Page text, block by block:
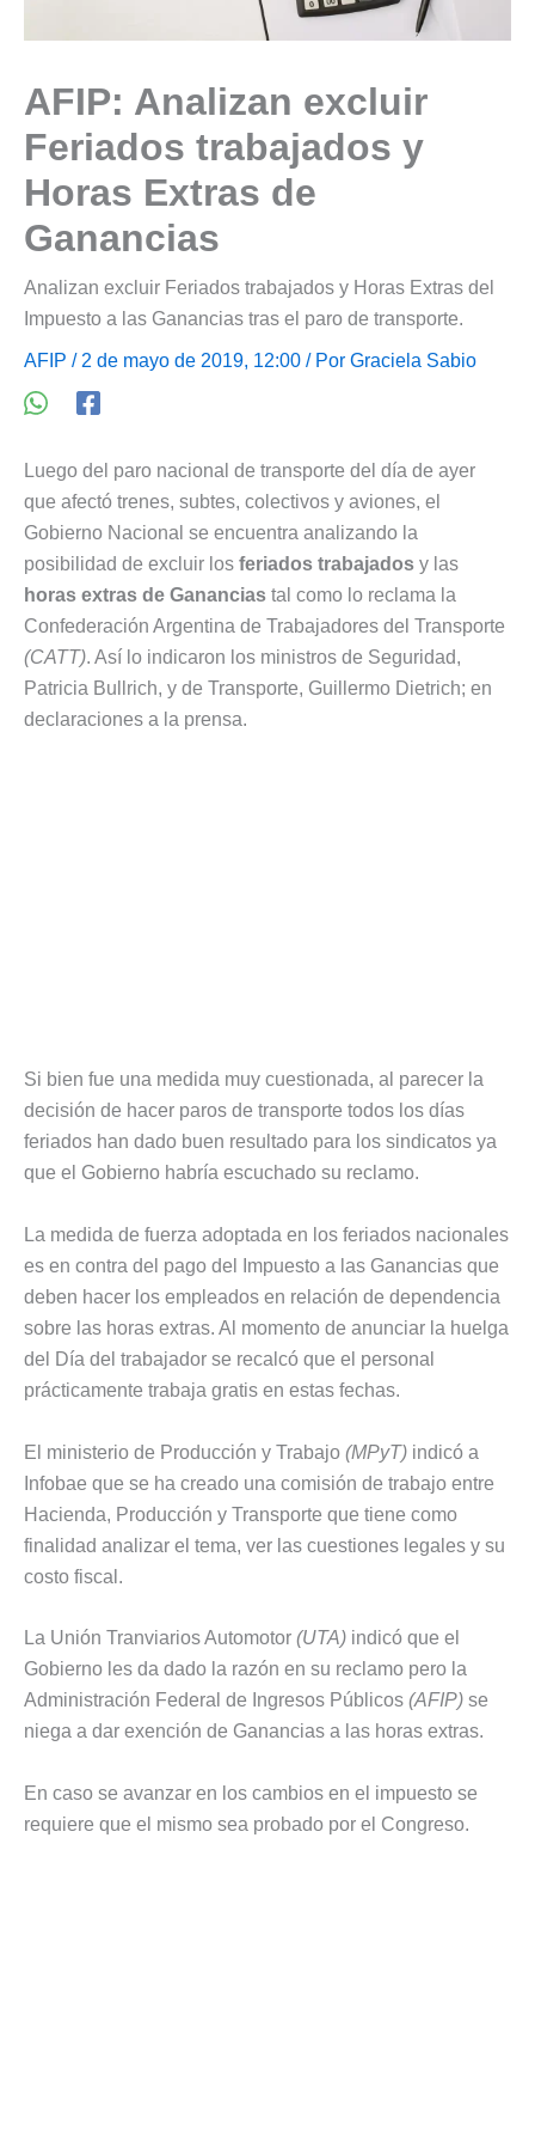
AFIP: Analizan excluir
Feriados trabajados y
Horas Extras de
Ganancias
Analizan excluir Feriados trabajados y Horas Extras del
Impuesto a las Ganancias tras el paro de transporte.
AFIP / 2 de mayo de 2019, 12:00 / Por Graciela Sabio
Luego del paro nacional de transporte del día de ayer
que afectó trenes, subtes, colectivos y aviones, el
Gobierno Nacional se encuentra analizando la
posibilidad de excluir los feriados trabajados y las
horas extras de Ganancias tal como lo reclama la
Confederación Argentina de Trabajadores del Transporte
(CATT). Así lo indicaron los ministros de Seguridad,
Patricia Bullrich, y de Transporte, Guillermo Dietrich; en
declaraciones a la prensa.
Si bien fue una medida muy cuestionada, al parecer la
decisión de hacer paros de transporte todos los días
feriados han dado buen resultado para los sindicatos ya
que el Gobierno habría escuchado su reclamo.
La medida de fuerza adoptada en los feriados nacionales
es en contra del pago del Impuesto a las Ganancias que
deben hacer los empleados en relación de dependencia
sobre las horas extras. Al momento de anunciar la huelga
del Día del trabajador se recalcó que el personal
prácticamente trabaja gratis en estas fechas.
El ministerio de Producción y Trabajo (MPyT) indicó a
Infobae que se ha creado una comisión de trabajo entre
Hacienda, Producción y Transporte que tiene como
finalidad analizar el tema, ver las cuestiones legales y su
costo fiscal.
La Unión Tranviarios Automotor (UTA) indicó que el
Gobierno les da dado la razón en su reclamo pero la
Administración Federal de Ingresos Públicos (AFIP) se
niega a dar exención de Ganancias a las horas extras.
En caso se avanzar en los cambios en el impuesto se
requiere que el mismo sea probado por el Congreso.